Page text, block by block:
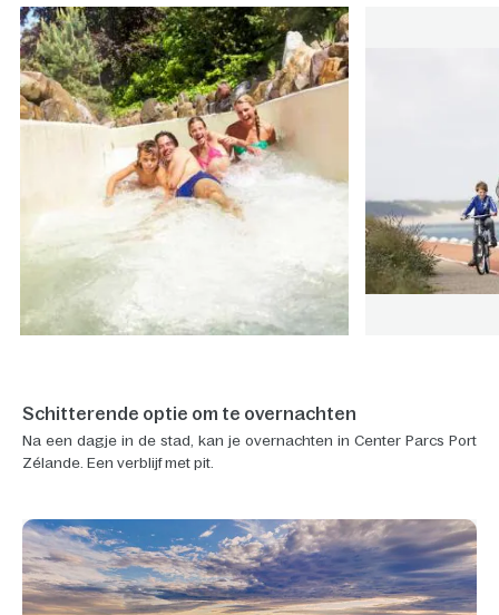
Schitterende optie om te overnachten
Na een dagje in de stad, kan je overnachten in Center Parcs Port
Zélande. Een verblijf met pit.